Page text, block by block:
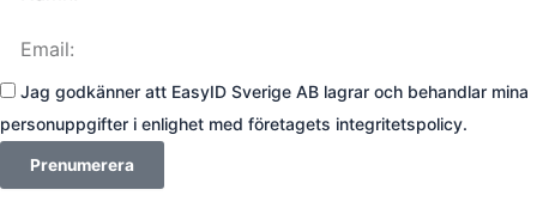
Godkännande
Jag godkänner att EasyID Sverige AB lagrar och behandlar mina
personuppgifter i enlighet med företagets integritetspolicy.
Prenumerera